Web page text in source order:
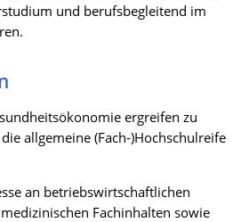
und berufsbegleitend im
ergreifen zu
allgemeine (Fach-)Hochschulreife
an betriebswirtschaftlichen
Fachinhalten sowie